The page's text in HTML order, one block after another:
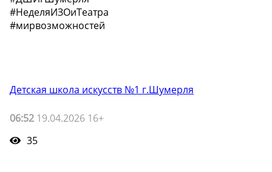
#НеделяИЗОиТеатра
#мирвозможностей
Детская школа искусств №1 г.Шумерля
06:52 19.04.2026 16+
35